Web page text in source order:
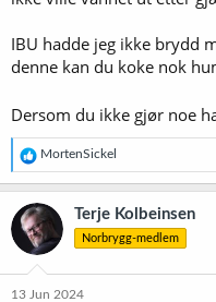
IBU hadde jeg ikke brydd
denne kan du koke nok
Dersom du ikke gjør noe
R
e
a
k
s
j
o
e
MortenSickel
Terje Kolbeinsen
Norbrygg-medlem
13 Jun 2024